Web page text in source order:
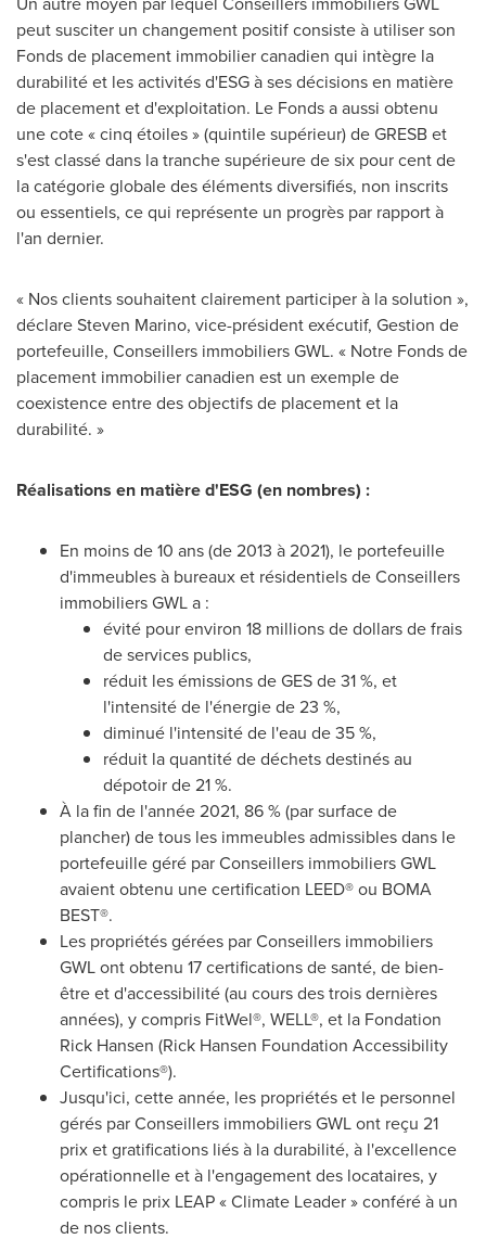
peut susciter un changement positif consiste à utiliser son
Fonds de placement immobilier canadien qui intègre la
durabilité et les activités d'ESG à ses décisions en matière
de placement et d'exploitation. Le Fonds a aussi obtenu
une cote « cinq étoiles » (quintile supérieur) de GRESB et
s'est classé dans la tranche supérieure de six pour cent de
la catégorie globale des éléments diversifiés, non inscrits
ou essentiels, ce qui représente un progrès par rapport à
l'an dernier.
« Nos clients souhaitent clairement participer à la solution »,
déclareSteven Marino, vice-président exécutif, Gestion de
portefeuille, Conseillers immobiliers GWL. « Notre Fonds de
placement immobilier canadien est un exemple de
coexistence entre des objectifs de placement et la
durabilité. »
Réalisations en matière d'ESG (en nombres) :
En moins de 10 ans (de 2013 à 2021), le portefeuille
d'immeubles à bureaux et résidentiels de Conseillers
immobiliers GWL a :
évité pour environ 18 millions de dollars de frais
de services publics,
réduit les émissions de GES de 31 %, et
l'intensité de l'énergie de 23 %,
diminué l'intensité de l'eau de 35 %,
réduit la quantité de déchets destinés au
dépotoir de 21 %.
À la fin de l'année 2021, 86 % (par surface de
plancher) de tous les immeubles admissibles dans le
portefeuille géré par Conseillers immobiliers GWL
avaient obtenu une certification LEED® ou BOMA
BEST®.
Les propriétés gérées par Conseillers immobiliers
GWL ont obtenu 17 certifications de santé, de bien-
être et d'accessibilité (au cours des trois dernières
années), y compris FitWel®, WELL®, et la Fondation
Rick Hansen (Rick Hansen Foundation Accessibility
Certifications®).
Jusqu'ici, cette année, les propriétés et le personnel
gérés par Conseillers immobiliers GWL ont reçu 21
prix et gratifications liés à la durabilité, à l'excellence
opérationnelle et à l'engagement des locataires, y
compris le prix LEAP « Climate Leader » conféré à un
de nos clients.